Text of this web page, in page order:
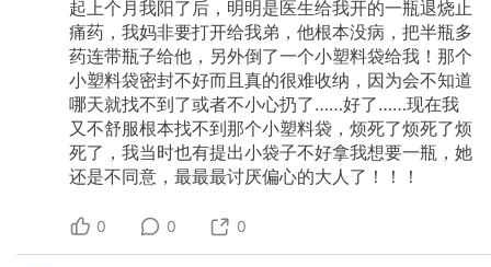
起上个月我阳了后，明明是医生给我开的一瓶退烧止
痛药，我妈非要打开给我弟，他根本没病，把半瓶多
药连带瓶子给他，另外倒了一个小塑料袋给我！那个
小塑料袋密封不好而且真的很难收纳，因为会不知道
哪天就找不到了或者不小心扔了……好了……现在我
又不舒服根本找不到那个小塑料袋，烦死了烦死了烦
死了，我当时也有提出小袋子不好拿我想要一瓶，她
还是不同意，最最最讨厌偏心的大人了！！！
0 0 0